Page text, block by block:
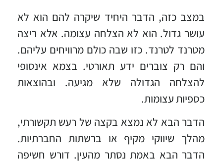
במצב כזה, הדבר היחיד שיקרה להם הוא לא
עושר גדול. הוא לא הצלחה עצומה. אלא ריצה
מטרנד לטרנד. כזו שבה כולם מרוויחים עליהם.
והם רק צוברים ידע תאורטי. בצמא אינסופי
להצלחה הגדולה שלא מגיעה. ובהוצאות
כספיות עצומות.
הדבר הבא לא נמצא בקצה של רעש תקשורתי,
מהלך שיווקי מקיף או ברשתות החברתיות.
הדבר הבא באמת נסתר מהעין. דורש חשיפה